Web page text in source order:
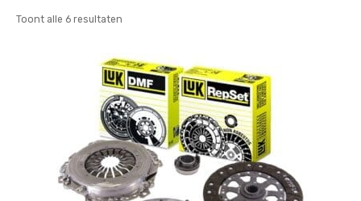
Toont alle 6 resultatenGesorteerd